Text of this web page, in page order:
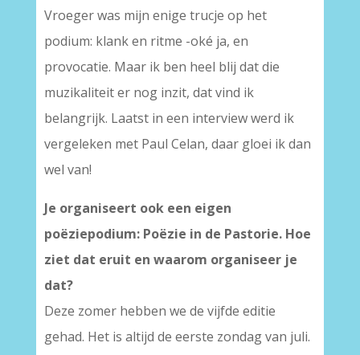
Vroeger was mijn enige trucje op het
podium: klank en ritme -oké ja, en
provocatie. Maar ik ben heel blij dat die
muzikaliteit er nog inzit, dat vind ik
belangrijk. Laatst in een interview werd ik
vergeleken met Paul Celan, daar gloei ik dan
wel van!
Je organiseert ook een eigen
poëziepodium: Poëzie in de Pastorie. Hoe
ziet dat eruit en waarom organiseer je
dat?
Deze zomer hebben we de vijfde editie
gehad. Het is altijd de eerste zondag van juli.